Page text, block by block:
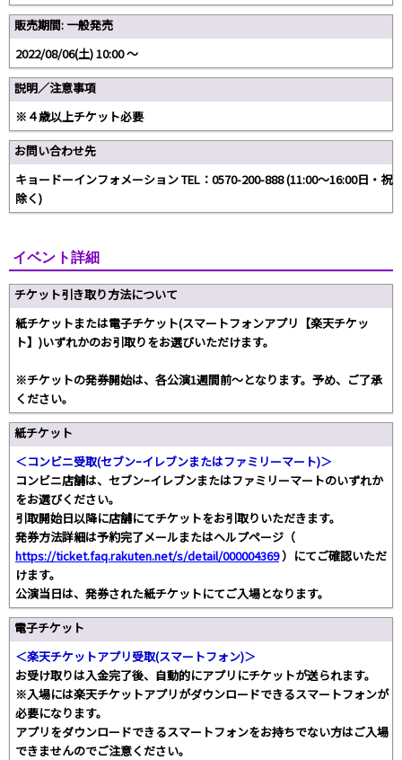
販売期間: 一般発売
2022/08/06(土) 10:00 〜
説明／注意事項
※４歳以上チケット必要
お問い合わせ先
キョードーインフォメーション TEL：0570-200-888 (11:00～16:00日・祝
除く)
イベント詳細
チケット引き取り方法について
紙チケットまたは電子チケット(スマートフォンアプリ【楽天チケッ
ト】)いずれかのお引取りをお選びいただけます。
※チケットの発券開始は、各公演1週間前～となります。予め、ご了承
ください。
紙チケット
＜コンビニ受取(セブンｰイレブンまたはファミリーマート)＞
コンビニ店舗は、セブンｰイレブンまたはファミリーマートのいずれか
をお選びください。
引取開始日以降に店舗にてチケットをお引取りいただきます。
発券方法詳細は予約完了メールまたはヘルプページ（
https://ticket.faq.rakuten.net/s/detail/000004369）にてご確認いただ
けます。
公演当日は、発券された紙チケットにてご入場となります。
電子チケット
＜楽天チケットアプリ受取(スマートフォン)＞
お受け取りは入金完了後、自動的にアプリにチケットが送られます。
※入場には楽天チケットアプリがダウンロードできるスマートフォンが
必要になります。
アプリをダウンロードできるスマートフォンをお持ちでない方はご入場
できませんのでご注意ください。